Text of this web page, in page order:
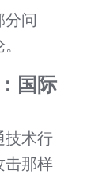
分问
国际
技术行
击那样